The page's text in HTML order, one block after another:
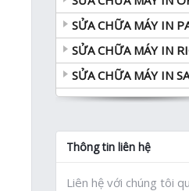
SỬA CHỮA MÁY IN
SỬA CHỮA MÁY IN
SỬA CHỮA MÁY IN
Thông tin liên hệ
Liên hệ với chúng tôi